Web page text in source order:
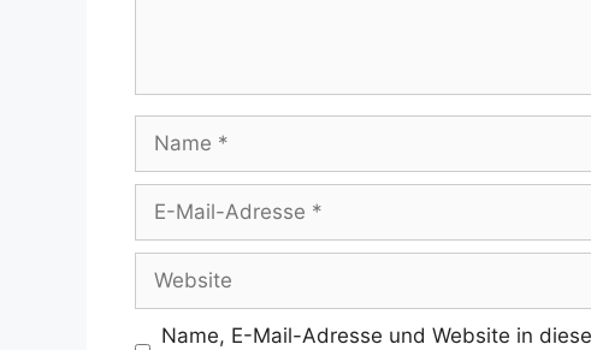
Name
Adresse
Website
Name, E-Mail-Adresse und Website in